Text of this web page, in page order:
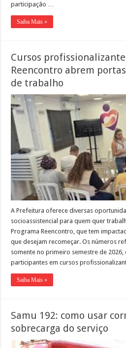
participação …
Saiba Mais »
Cursos
Reencontro abrem
de trabalho
A Prefeitura oferece diversas
socioassistencial para quem quer
Programa Reencontro, que tem
que desejam recomeçar. Os números
somente no primeiro semestre de
participantes em cursos
Saiba Mais »
Samu 192: como usar
sobrecarga do serviço